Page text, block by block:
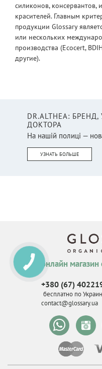
силиконов, консервантов,
красителей. Главным
продукции Glossary
или нескольких
производства (Ecocert,
другие).
DR.ALTHEA:
ДОКТОРА
На нашій полиці —
УЗНАТЬ БОЛЬШЕ
онлайн
+380 (67)
бесплатно по
contact@glossary.ua
КНОПКА
СВЯЗИ